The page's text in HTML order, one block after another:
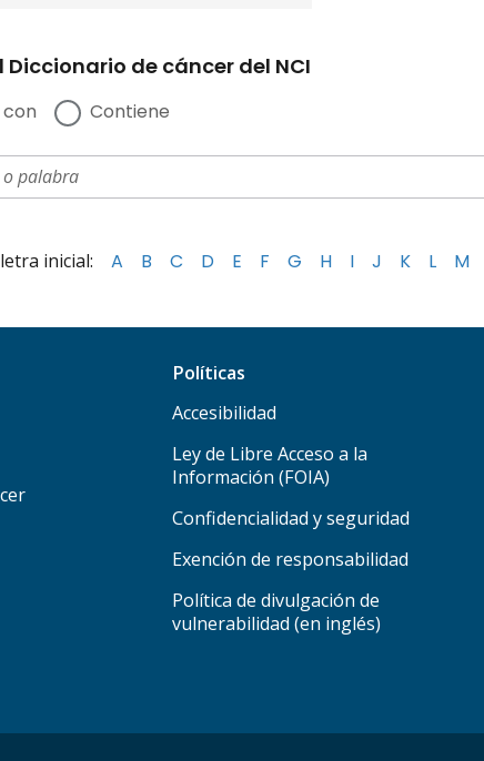
Diccionario de cáncer del NCI
con Contiene
inicial: A B C D E F G H I J K L M
Políticas
Accesibilidad
Ley de Libre Acceso a la
Información (FOIA)
Confidencialidad y seguridad
Exención de responsabilidad
Política de divulgación de
vulnerabilidad (en inglés)